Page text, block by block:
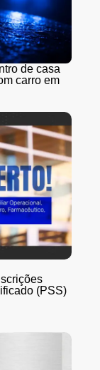
de casa
carro em
(PSS)